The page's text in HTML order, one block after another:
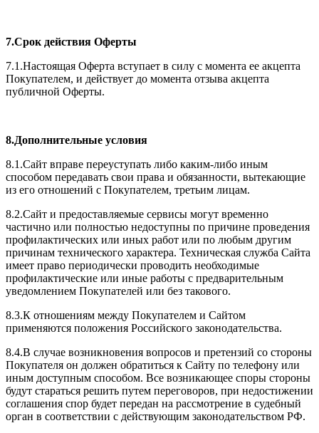
7.Срок действия Оферты
7.1.Настоящая Оферта вступает в силу с момента ее акцепта
Покупателем, и действует до момента отзыва акцепта
публичной Оферты.
8.Дополнительные условия
8.1.Сайт вправе переуступать либо каким-либо иным
способом передавать свои права и обязанности, вытекающие
из его отношений с Покупателем, третьим лицам.
8.2.Сайт и предоставляемые сервисы могут временно
частично или полностью недоступны по причине проведения
профилактических или иных работ или по любым другим
причинам технического характера. Техническая служба Сайта
имеет право периодически проводить необходимые
профилактические или иные работы с предварительным
уведомлением Покупателей или без такового.
8.3.К отношениям между Покупателем и Сайтом
применяются положения Российского законодательства.
8.4.В случае возникновения вопросов и претензий со стороны
Покупателя он должен обратиться к Сайту по телефону или
иным доступным способом. Все возникающее споры стороны
будут стараться решить путем переговоров, при недостижении
соглашения спор будет передан на рассмотрение в судебный
орган в соответствии с действующим законодательством РФ.